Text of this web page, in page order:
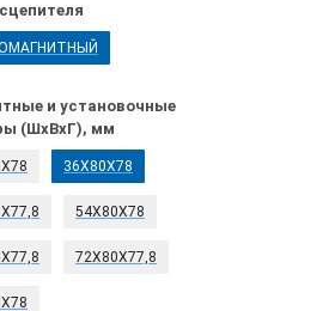
и установочные
(ШхВхГ), мм
36Х80Х78
54Х80Х78
72Х80Х77,8